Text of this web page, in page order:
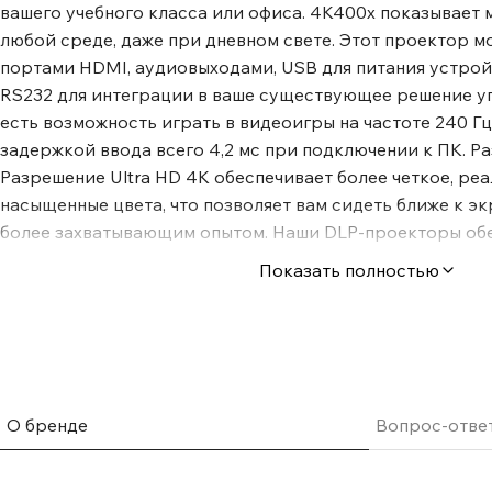
вашего учебного класса или офиса. 4K400x показывает
любой среде, даже при дневном свете. Этот проектор
портами HDMI, аудиовыходами, USB для питания
RS232 для интеграции в ваше существующее решение
есть возможность играть в видеоигры на частоте 240
задержкой ввода всего 4,2 мс при подключении к ПК.
Разрешение Ultra HD 4K обеспечивает более четкое,
насыщенные цвета, что позволяет вам сидеть ближе к
более захватывающим опытом. Наши DLP-проекторы
CTA (Ассоциация потребительских технологий)
данные проекторы Optoma позволяют увидеть гораздо
структуры и цветов изображения. Объекты выглядят
Показать полностью
О бренде Вопрос-